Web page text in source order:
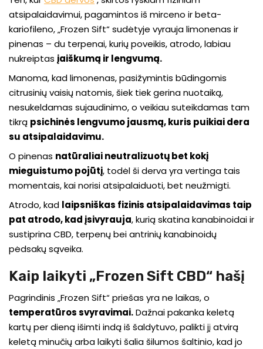
atsipalaidavimui, pagamintos iš mirceno ir beta-
kariofileno, „Frozen Sift“ sudėtyje vyrauja limonenas ir
pinenas – du terpenai, kurių poveikis, atrodo, labiau
nukreiptas įaiškumą ir lengvumą.
Manoma, kad limonenas, pasižymintis būdingomis
citrusinių vaisių natomis, šiek tiek gerina nuotaiką,
nesukeldamas sujaudinimo, o veikiau suteikdamas tam
tikrą psichinės lengvumo jausmą, kuris puikiai dera
su atsipalaidavimu.
O pinenas natūraliai neutralizuotų bet kokį
mieguistumo pojūtį, todėl ši derva yra vertinga tais
momentais, kai norisi atsipalaiduoti, bet neužmigti.
Atrodo, kad laipsniškas fizinis atsipalaidavimas taip
pat atrodo, kad įsivyrauja, kurią skatina kanabinoidai ir
sustiprina CBD, terpenų bei antrinių kanabinoidų
pėdsakų sąveika.
Kaip laikyti „Frozen Sift CBD“ hašį
Pagrindinis „Frozen Sift“ priešas yra ne laikas, o
temperatūros svyravimai.Dažnai pakanka keletą
kartų per dieną išimti indą iš šaldytuvo, palikti jį atvirą
keletą minučių arba laikyti šalia šilumos šaltinio, kad jo